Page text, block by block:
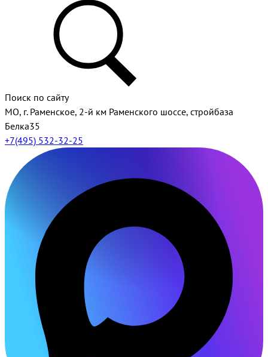
Поиск по сайту
МО, г. Раменское, 2-й км Раменского шоссе, стройбаза
Белка35
+7(495) 532-32-25